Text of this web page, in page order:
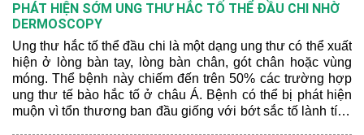
PHÁT HIỆN SỚM UNG THƯ HẮC TỐ THỂ ĐẦU CHI NHỜ
DERMOSCOPY
Ung thư hắc tố thể đầu chi là một dạng ung thư có thể xuất
hiện ở lòng bàn tay, lòng bàn chân, gót chân hoặc vùng
móng. Thể bệnh này chiếm đến trên 50% các trường hợp
ung thư tế bào hắc tố ở châu Á. Bệnh có thể bị phát hiện
muộn vì tổn thương ban đầu giống với bớt sắc tố lành tính